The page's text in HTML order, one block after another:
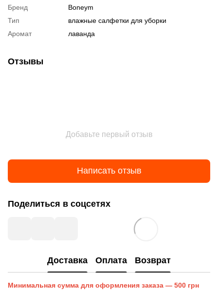
Бренд
Boneym
Тип
влажные салфетки для уборки
Аромат
лаванда
Отзывы
Добавьте первый отзыв
Написать отзыв
Поделиться в соцсетях
Доставка Оплата Возврат
Минимальная сумма для оформления заказа — 500 грн